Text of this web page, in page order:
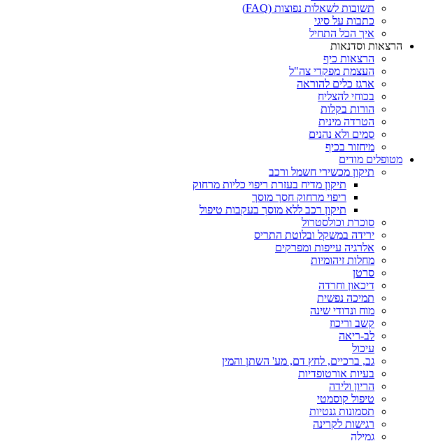
תשובות לשאלות נפוצות (FAQ)
כתבות על סיגי
איך הכל התחיל
הרצאות וסדנאות
הרצאות כיף
העצמת מפקדי צה"ל
ארגז כלים להוראה
בכוחי להצליח
הורות בקלות
הטרדה מינית
סמים ולא נהנים
מיחזור בכיף
מטופלים מודים
תיקון מכשירי חשמל ורכב
תיקון מדיח בעזרת ריפוי כליות מרחוק
ריפוי מרחוק חסך מוסך
תיקון רכב ללא מוסך בעקבות טיפול
סוכרת וכולסטרול
ירידה במשקל ובלוטת התריס
אלרגיה עייפות ומפרקים
מחלות זיהומיות
סרטן
דיכאון וחרדה
תמיכה נפשית
מוח ונדודי שינה
קשב וריכוז
לב-ריאה
עיכול
גב, ברכיים, לחץ דם, מע' השתן והמין
בעיות אורטופדיות
הריון ולידה
טיפול קוסמטי
תסמונות גנטיות
רגישות לקרינה
גמילה